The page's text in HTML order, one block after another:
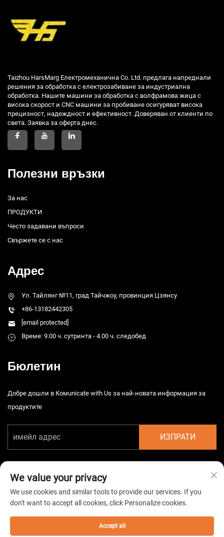
Taizhou HarsMarg Електромеханична Co. Ltd. предлага напреднали
решения за обработка с електрозабиване за индустриална
обработка. Нашите машини за обработка с волфрамова жица с
висока скорост и CNC машини за пробиване осигуряват висока
прецизност, надеждност и ефективност. Доверяван от клиенти по
света. Заявка за оферта днес.
Полезни връзки
За нас
ПРОДУКТИ
Често задавани въпроси
Свържете се с нас
Адрес
Ул. Тайлянг №11, град Тайчжоу, провинция Цзянсу
+86-13182442305
[email protected]
Време: 9.00 ч. сутринта - 4.00 ч. следобед
Бюлетин
Добре дошли в Комunicate with Us за най-новата информация за
продуктите
ИЗПРАТИ
Автоматично право © 2026 Китайска Taizhou HarsMarg
поверителност
We value your privacy
We use cookies and similar tools to provide our services. If you
don't want to accept all cookies, click Personalize cookies.
Accept all